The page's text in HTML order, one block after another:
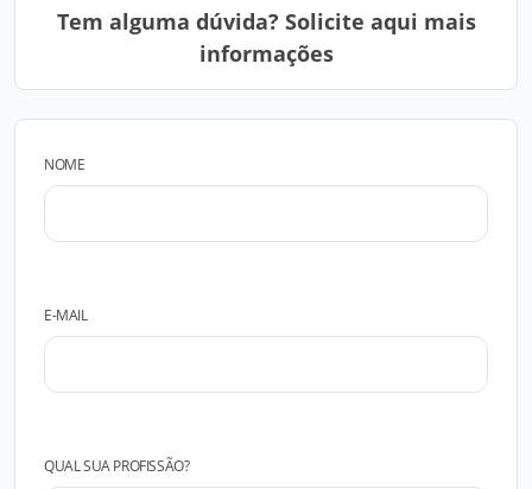
Tem alguma dúvida? Solicite aqui mais
informações
NOME
E-MAIL
QUAL SUA PROFISSÃO?